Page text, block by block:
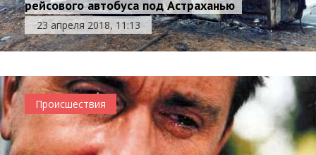
рейсового автобуса под Астраханью
23 апреля 2018, 11:13
Происшествия